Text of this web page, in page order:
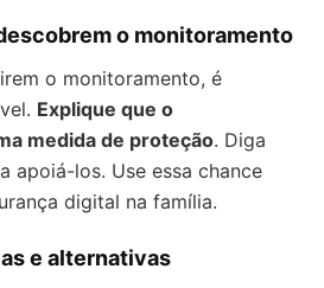
o monitoramento
o monitoramento, é
Explique que o
medida de proteção. Diga
apoiá-los. Use essa chance
digital na família.
e alternativas